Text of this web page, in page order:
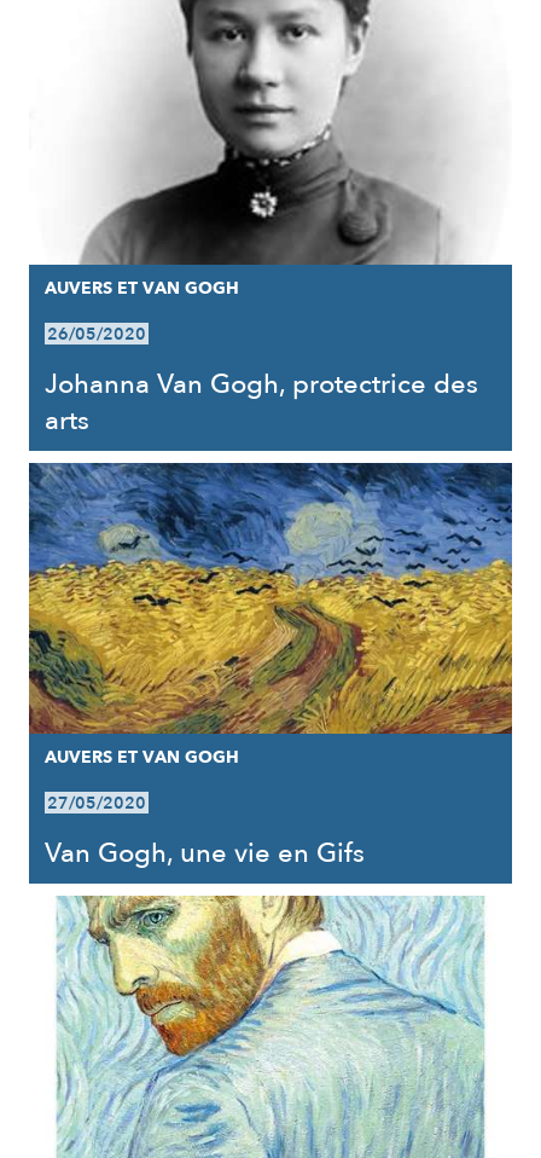
AUVERS ET VAN GOGH
26/05/2020
Johanna Van Gogh, protectrice des
arts
AUVERS ET VAN GOGH
27/05/2020
Van Gogh, une vie en Gifs